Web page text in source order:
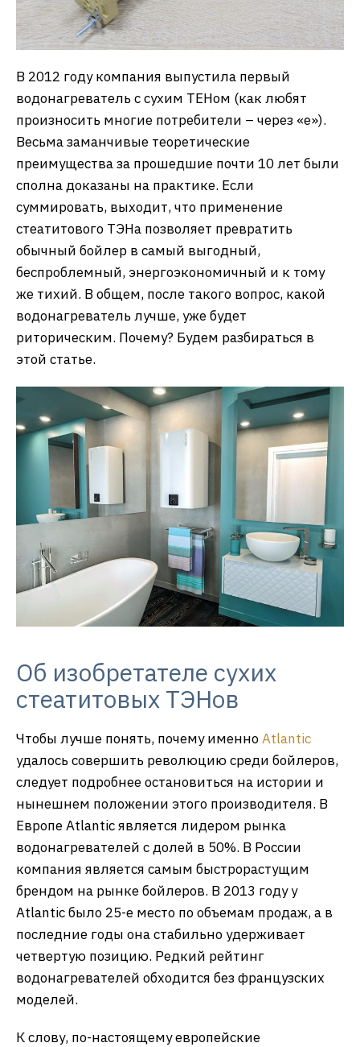
В 2012 году компания выпустила первый
водонагреватель с сухим ТЕНом (как любят
произносить многие потребители – через «е»).
Весьма заманчивые теоретические
преимущества за прошедшие почти 10 лет были
сполна доказаны на практике. Если
суммировать, выходит, что применение
стеатитового ТЭНа позволяет превратить
обычный бойлер в самый выгодный,
беспроблемный, энергоэкономичный и к тому
же тихий. В общем, после такого вопрос, какой
водонагреватель лучше, уже будет
риторическим. Почему? Будем разбираться в
этой статье.
Об изобретателе сухих
стеатитовых ТЭНов
Чтобы лучше понять, почему именноAtlantic
удалось совершить революцию среди бойлеров,
следует подробнее остановиться на истории и
нынешнем положении этого производителя. В
Европе Atlantic является лидером рынка
водонагревателей с долей в 50%. В России
компания является самым быстрорастущим
брендом на рынке бойлеров. В 2013 году у
Atlantic было 25-е место по объемам продаж, а в
последние годы она стабильно удерживает
четвертую позицию. Редкий рейтинг
водонагревателей обходится без французских
моделей.
К слову, по-настоящему европейские